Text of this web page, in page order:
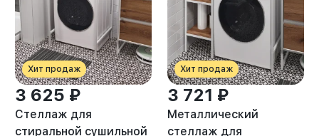
Хит продаж
3 625 ₽
Стеллаж для
стиральной сушильной
Хит продаж
3 721 ₽
Металлический
стеллаж для